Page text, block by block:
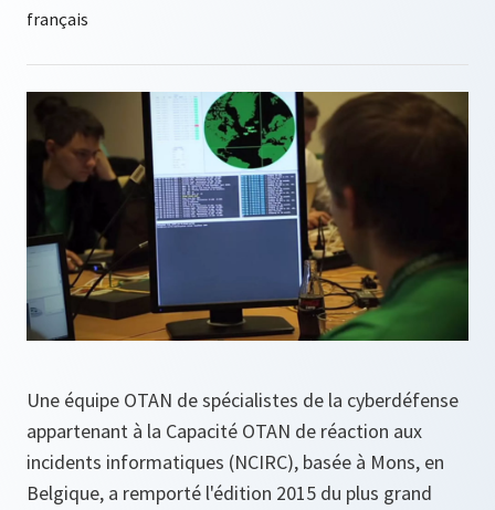
Une équipe OTAN de spécialistes de la cyberdéfense
appartenant à la Capacité OTAN de réaction aux
incidents informatiques (NCIRC), basée à Mons, en
Belgique, a remporté l'édition 2015 du plus grand